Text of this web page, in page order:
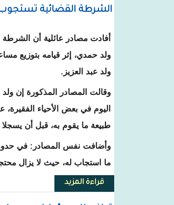
الشرطة القضائية
أفادت مصادر عائلية أن
ولد حمدي، إثر قيامه بتوزيع
ولد عبد العزيز.
وقالت المصادر المذكورة إن
اليوم في بعض الأحياء
طبيعة ما يقوم به، قبل أن
وأضافت نفس المصادر: في حدود
ما استجاب له، حيث لا يزال
قراءة المزيدحول الشرطة